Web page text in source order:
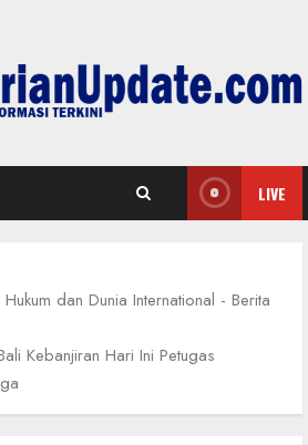
LIVE
dan Dunia International - Berita
Kebanjiran Hari Ini Petugas